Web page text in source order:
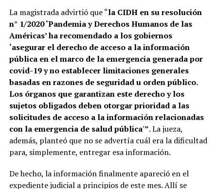
La magistrada advirtió que “la CIDH en su resolución
n° 1/2020 ‘Pandemia y Derechos Humanos de las
Américas’ ha recomendado a los gobiernos
‘asegurar el derecho de acceso a la información
pública en el marco de la emergencia generada por
covid-19 y no establecer limitaciones generales
basadas en razones de seguridad u orden público.
Los órganos que garantizan este derecho y los
sujetos obligados deben otorgar prioridad a las
solicitudes de acceso a la información relacionadas
con la emergencia de salud pública'”. La jueza,
además, planteó que no se advertía cuál era la dificultad
para, simplemente, entregar esa información.
De hecho, la información finalmente apareció en el
expediente judicial a principios de este mes. Allí se